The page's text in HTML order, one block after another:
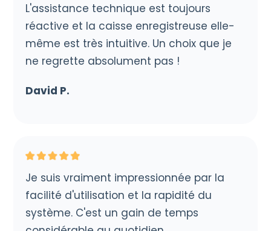
L'assistance technique est toujours
réactive et la caisse enregistreuse elle-
même est très intuitive. Un choix que je
ne regrette absolument pas !
David P.
Je suis vraiment impressionnée par la
facilité d'utilisation et la rapidité du
système. C'est un gain de temps